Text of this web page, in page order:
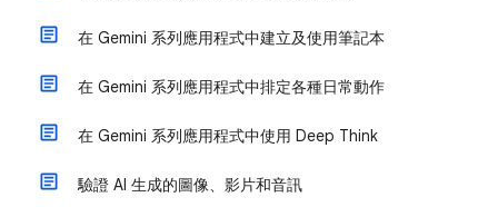
在 Gemini 系列應用程式中建立及使用筆記本
在 Gemini 系列應用程式中排定各種日常動作
在 Gemini 系列應用程式中使用 Deep Think
驗證 AI 生成的圖像、影片和音訊